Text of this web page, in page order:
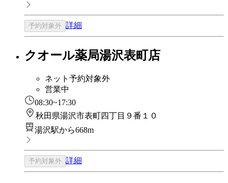
予約対象外 詳細
クオール薬局湯沢表町店
ネット予約対象外
営業中
08:30~17:30
秋田県湯沢市表町四丁目９番１０
湯沢駅から668m
予約対象外 詳細